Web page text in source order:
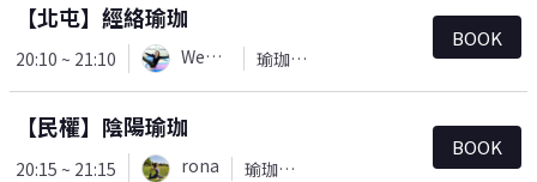
【北屯】經絡瑜珈
20:10 ~ 21:10 Wendy 瑜珈＆皮拉提斯
BOOK
【民權】陰陽瑜珈
20:15 ~ 21:15 rona 瑜珈＆皮拉提斯
BOOK